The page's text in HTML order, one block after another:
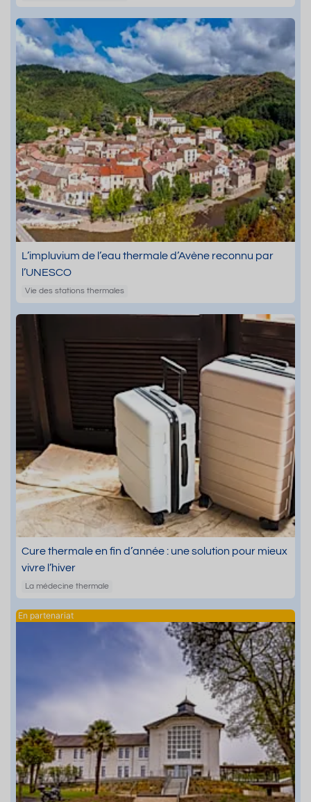
L’impluvium de l’eau thermale d’Avène reconnu par
l’UNESCO
Vie des stations thermales
Cure thermale en fin d’année : une solution pour mieux
vivre l’hiver
La médecine thermale